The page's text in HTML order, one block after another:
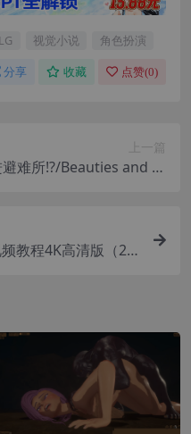
视觉小说 角色扮演
分享 收藏 点赞(0)
上一篇
难所!?/Beauties and th
教程4K高清版（20